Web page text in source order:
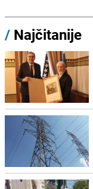
/ Najčitanije